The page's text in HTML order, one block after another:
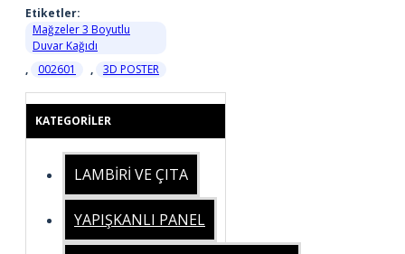
Etiketler:
Mağzeler 3 Boyutlu
Duvar Kağıdı
,
002601 , 3D POSTER
KATEGORILER
LAMBİRİ VE ÇITA
YAPIŞKANLI PANEL